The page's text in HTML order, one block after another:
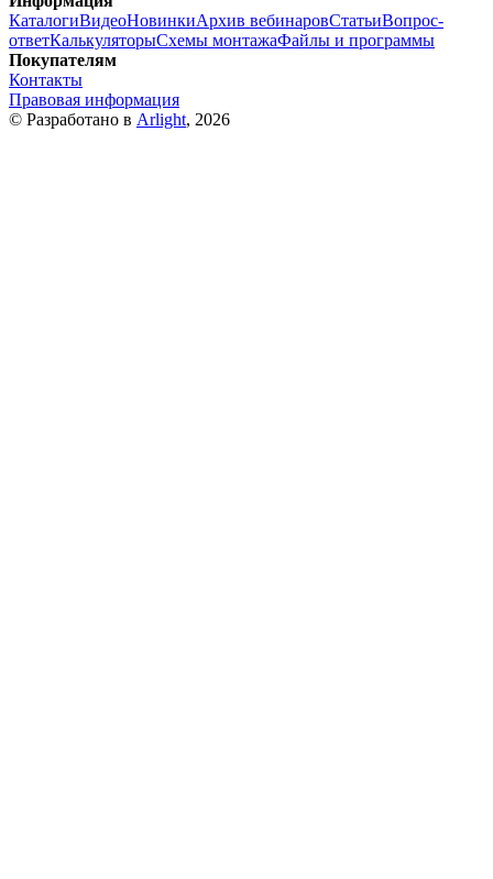
КаталогиВидеоНовинкиАрхив вебинаровСтатьиВопрос-
ответКалькуляторыСхемы монтажаФайлы и программы
Покупателям
Контакты
Правовая информация
© Разработано в Arlight, 2026